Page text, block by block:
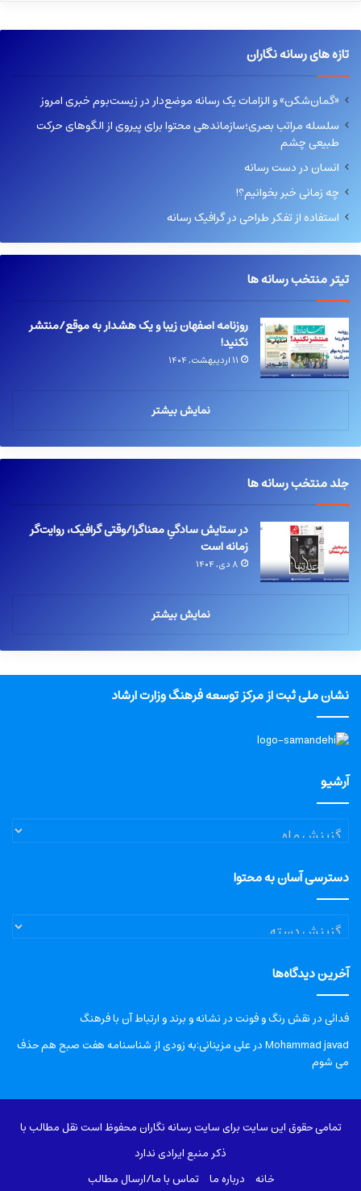
تازه های رسانه نگاران
«گمان‌شکن» و الزامات یک رسانه موضع‌دار در زیست‌بوم خبری امروز
سلسله مراتب بصری؛سازماندهی محتوا برای پیروی از الگوهای حرکت
طبیعی چشم
انسان در دست رسانه
چه زمانی خبر بخوانیم؟!
استفاده از تفکر طراحی در گرافیک رسانه
تیتر منتخب رسانه ها
روزنامه اصفهان زیبا و یک هشدار به موقع/منتشر
نکنید!
۱۱ اردیبهشت, ۱۴۰۴
نمایش بیشتر
جلد منتخب رسانه ها
در ستایش سادگیِ معناگرا/وقتی گرافیک، روایت‌گر
زمانه است
۸ دی, ۱۴۰۴
نمایش بیشتر
نشان ملی ثبت از مرکز توسعه فرهنگ وزارت ارشاد
آرشیو
آرشیو
دسترسی آسان به محتوا
دسترسی
آسان
محتوا
آخرین دیدگاه‌ها
فدائیدرنقش رنگ و فونت در نشانه و برند و ارتباط آن با فرهنگ
Mohammad javadدرعلی مزینانی:به زودی از شناسنامه هفت صبح هم حذف
می شوم
تمامی حقوق این سایت برای سایت رسانه نگاران محفوظ است نقل مطالب با
ذکر منبع ایرادی ندارد
خانه
درباره‌ ما تماس با ما/ارسال مطالب